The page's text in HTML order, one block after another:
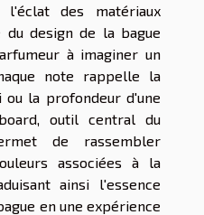
l'éclat des matériaux
design de la bague
à imaginer un
note rappelle la
la profondeur d'une
outil central du
de rassembler
associées à la
ainsi l'essence
en une expérience